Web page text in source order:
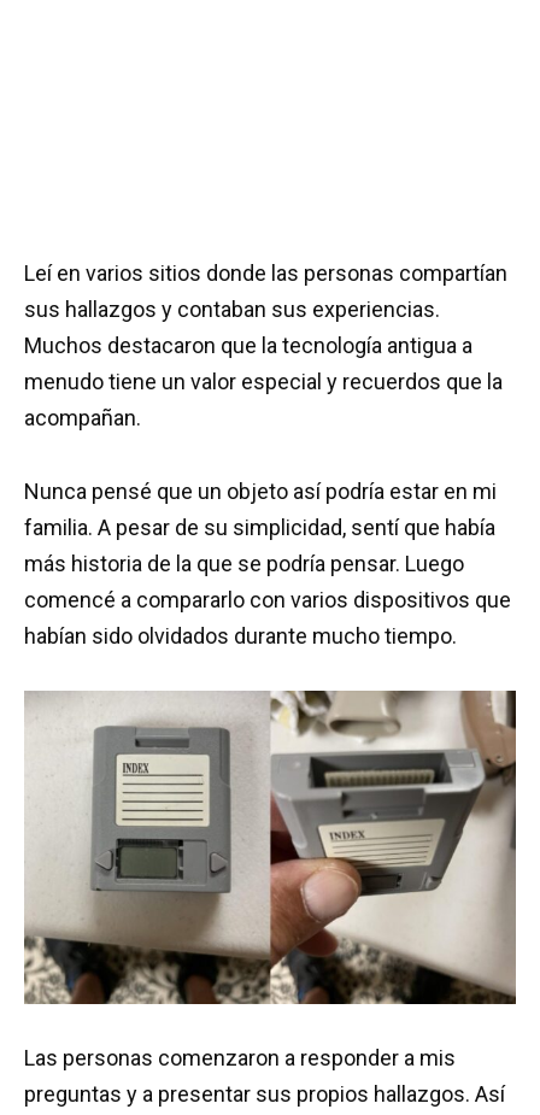
Leí en varios sitios donde las personas compartían
sus hallazgos y contaban sus experiencias.
Muchos destacaron que la tecnología antigua a
menudo tiene un valor especial y recuerdos que la
acompañan.
Nunca pensé que un objeto así podría estar en mi
familia. A pesar de su simplicidad, sentí que había
más historia de la que se podría pensar. Luego
comencé a compararlo con varios dispositivos que
habían sido olvidados durante mucho tiempo.
Las personas comenzaron a responder a mis
preguntas y a presentar sus propios hallazgos. Así